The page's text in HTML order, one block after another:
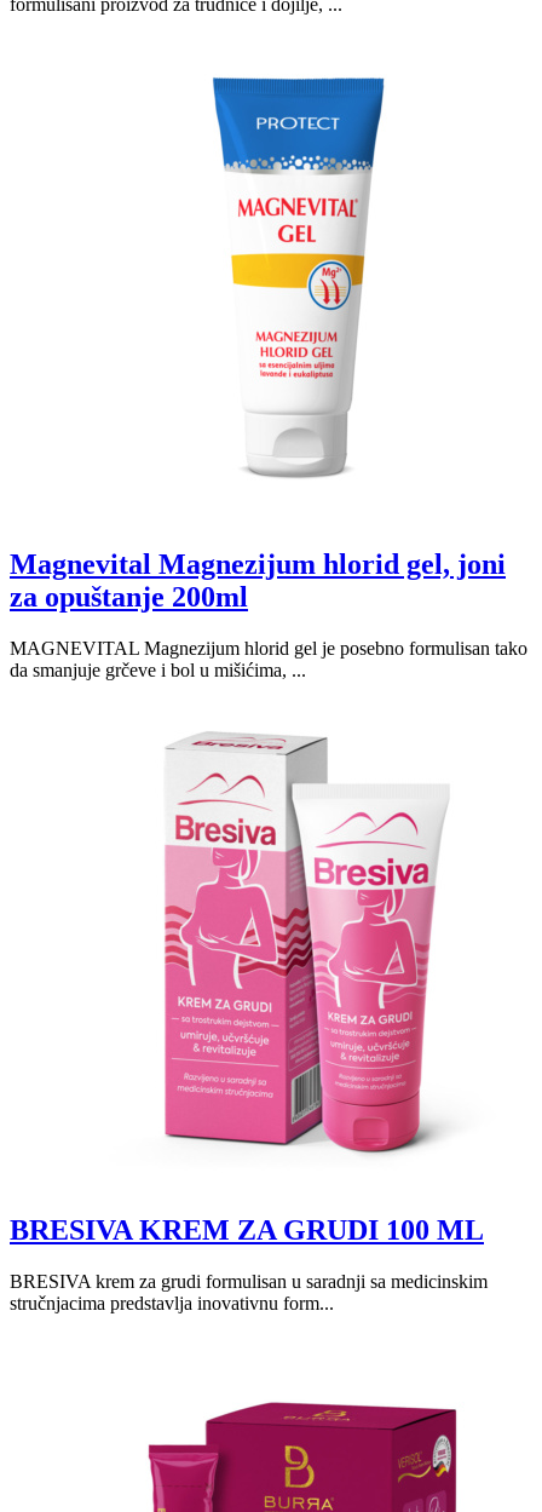
formulisani proizvod za trudnice i dojilje, ...
Magnevital Magnezijum hlorid gel, joni
za opuštanje 200ml
MAGNEVITAL Magnezijum hlorid gel je posebno formulisan tako
da smanjuje grčeve i bol u mišićima, ...
BRESIVA KREM ZA GRUDI 100 ML
BRESIVA krem za grudi formulisan u saradnji sa medicinskim
stručnjacima predstavlja inovativnu form...